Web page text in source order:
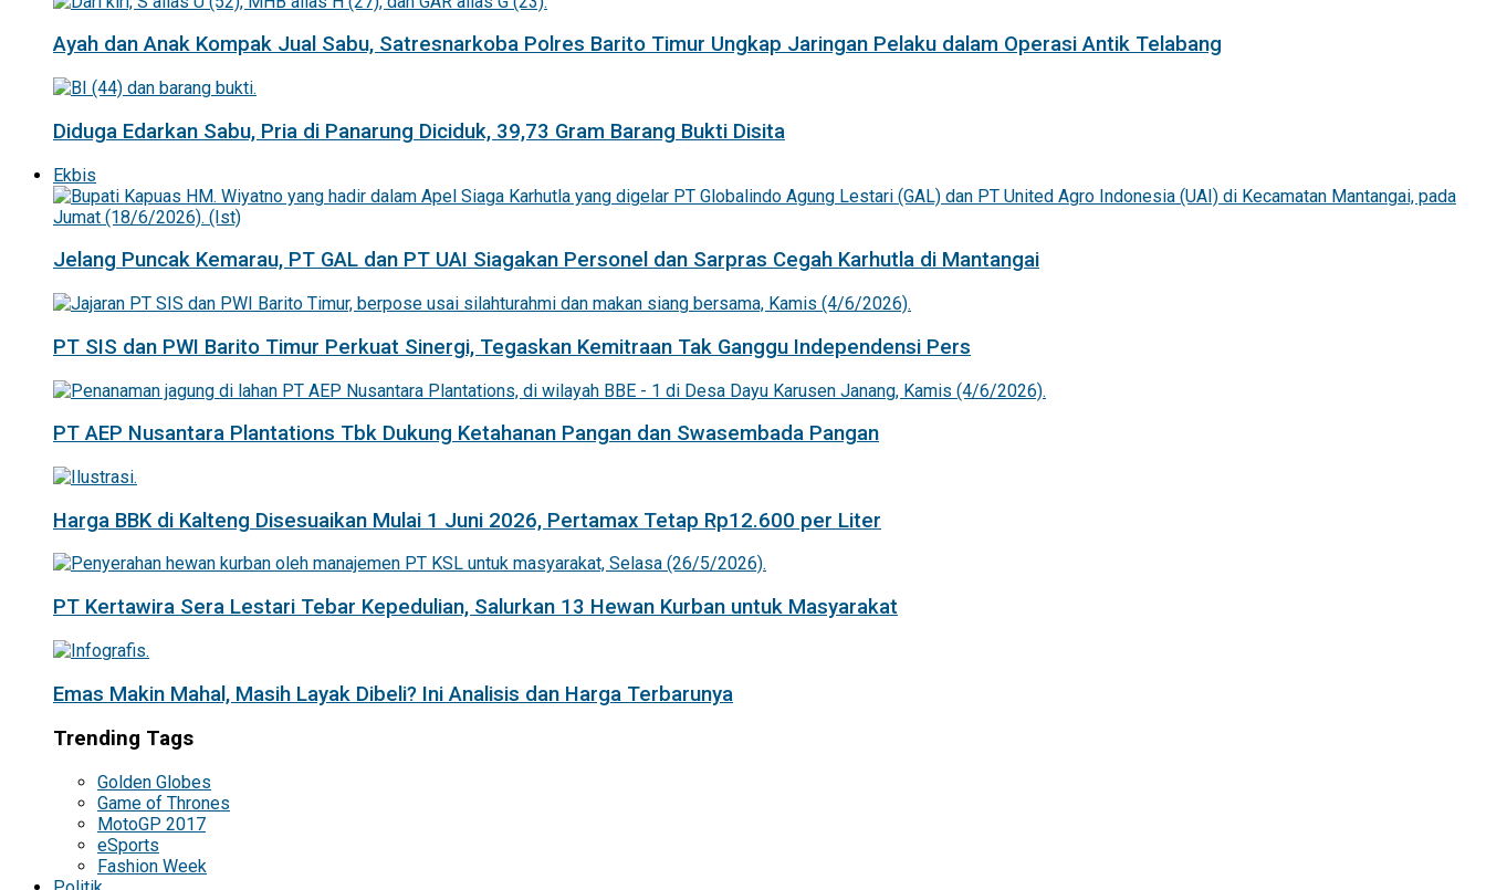
Ayah dan Anak Kompak Jual Sabu, Satresnarkoba Polres Barito Timur Ungkap Jaringan Pelaku dalam Operasi Antik Telabang
Diduga Edarkan Sabu, Pria di Panarung Diciduk, 39,73 Gram Barang Bukti Disita
Ekbis
Jelang Puncak Kemarau, PT GAL dan PT UAI Siagakan Personel dan Sarpras Cegah Karhutla di Mantangai
PT SIS dan PWI Barito Timur Perkuat Sinergi, Tegaskan Kemitraan Tak Ganggu Independensi Pers
PT AEP Nusantara Plantations Tbk Dukung Ketahanan Pangan dan Swasembada Pangan
Harga BBK di Kalteng Disesuaikan Mulai 1 Juni 2026, Pertamax Tetap Rp12.600 per Liter
PT Kertawira Sera Lestari Tebar Kepedulian, Salurkan 13 Hewan Kurban untuk Masyarakat
Emas Makin Mahal, Masih Layak Dibeli? Ini Analisis dan Harga Terbarunya
Trending Tags
Golden Globes
Game of Thrones
MotoGP 2017
eSports
Fashion Week